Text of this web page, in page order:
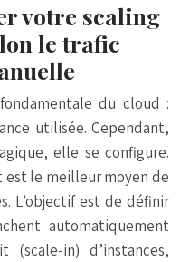
votre scaling
le trafic
du cloud :
utilisée. Cependant,
elle se configure.
est le meilleur moyen de
L’objectif est de définir
automatiquement
in) d’instances,